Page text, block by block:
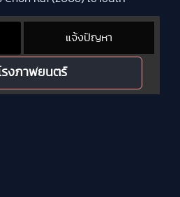
แจ้งปัญหา
รงภาพยนตร์